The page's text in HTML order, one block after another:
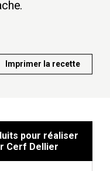
Imprimer la recette
pour réaliser
Cerf Dellier